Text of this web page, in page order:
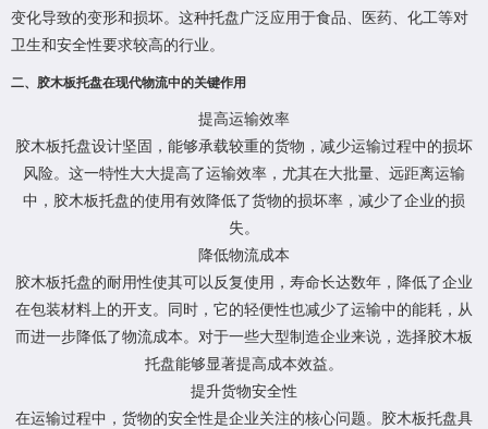
变化导致的变形和损坏。这种托盘广泛应用于食品、医药、化工等对
卫生和安全性要求较高的行业。
二、胶木板托盘在现代物流中的关键作用
提高运输效率
胶木板托盘设计坚固，能够承载较重的货物，减少运输过程中的损坏
风险。这一特性大大提高了运输效率，尤其在大批量、远距离运输
中，胶木板托盘的使用有效降低了货物的损坏率，减少了企业的损
失。
降低物流成本
胶木板托盘的耐用性使其可以反复使用，寿命长达数年，降低了企业
在包装材料上的开支。同时，它的轻便性也减少了运输中的能耗，从
而进一步降低了物流成本。对于一些大型制造企业来说，选择胶木板
托盘能够显著提高成本效益。
提升货物安全性
在运输过程中，货物的安全性是企业关注的核心问题。胶木板托盘具